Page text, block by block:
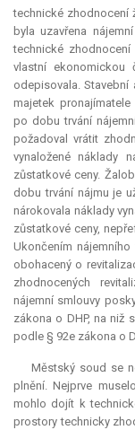
technické zhodnocení
byla uzavřena
technické
vlastní ekonomickou
odepisovala. Stavební
majetek
po dobu trvání
požadoval vrátit
vynaložené náklady
zůstatkové ceny.
dobu trvání nájmu je
nárokovala náklady
zůstatkové ceny,
Ukončením
obohacený o
zhodnocených
nájemní smlouvy
zákona o DHP, na niž
podle § 92e zákona o
Městský soud se
plnění. Nejprve
mohlo dojít k
prostory technicky